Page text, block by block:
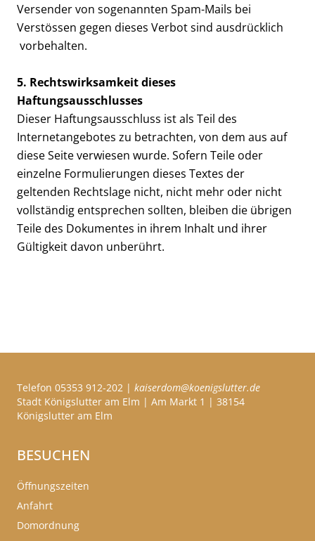
Versender von sogenannten Spam-Mails bei
Verstössen gegen dieses Verbot sind ausdrücklich
vorbehalten.
5. Rechtswirksamkeit dieses
Haftungsausschlusses
Dieser Haftungsausschluss ist als Teil des
Internetangebotes zu betrachten, von dem aus auf
diese Seite verwiesen wurde. Sofern Teile oder
einzelne Formulierungen dieses Textes der
geltenden Rechtslage nicht, nicht mehr oder nicht
vollständig entsprechen sollten, bleiben die übrigen
Teile des Dokumentes in ihrem Inhalt und ihrer
Gültigkeit davon unberührt.
BESUCHEN
Öffnungszeiten
Anfahrt
Domordnung
Telefon 05353 912-202 | kaiserdom@koenigslutter.de
Stadt Königslutter am Elm | Am Markt 1 | 38154
Königslutter am Elm